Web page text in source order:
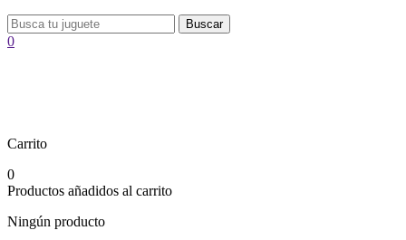
Buscar
0
Carrito
0
Productos añadidos al carrito
Ningún producto